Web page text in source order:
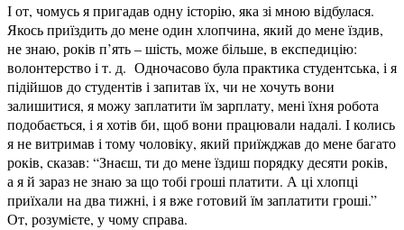
І от, чомусь я пригадав одну історію, яка зі мною відбулася.
Якось приїздить до мене один хлопчина, який до мене їздив,
не знаю, років п’ять – шість, може більше, в експедицію:
волонтерство і т. д. Одночасово була практика студентська, і я
підійшов до студентів і запитав їх, чи не хочуть вони
залишитися, я можу заплатити їм зарплату, мені їхня робота
подобається, і я хотів би, щоб вони працювали надалі. І колись
я не витримав і тому чоловіку, який приїжджав до мене багато
років, сказав: “Знаєш, ти до мене їздиш порядку десяти років,
а я й зараз не знаю за що тобі гроші платити. А ці хлопці
приїхали на два тижні, і я вже готовий їм заплатити гроші.”
От, розумієте, у чому справа.